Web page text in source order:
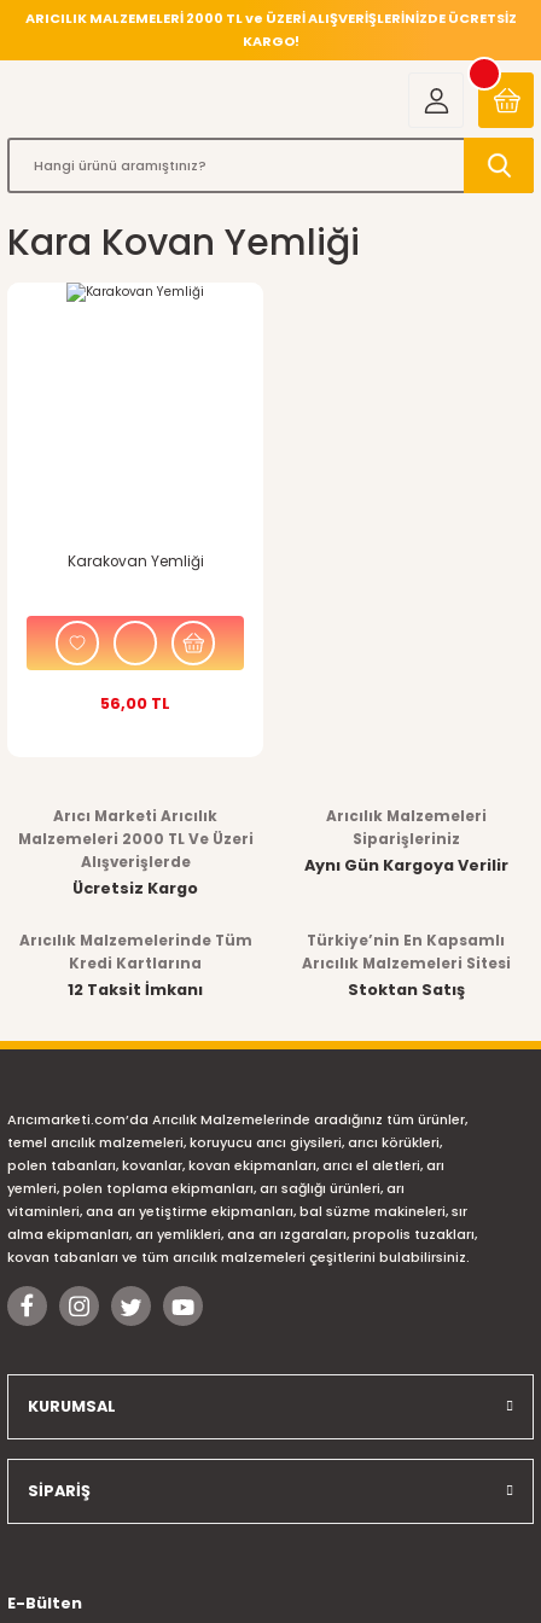
ARICILIK MALZEMELERİ 2000 TL ve ÜZERİ ALIŞVERİŞLERİNİZDE ÜCRETSİZ
KARGO!
Kara Kovan Yemliği
Karakovan Yemliği
56,00 TL
Arıcı Marketi Arıcılık
Malzemeleri 2000 TL Ve Üzeri
Alışverişlerde
Ücretsiz Kargo
Arıcılık Malzemeleri
Siparişleriniz
Aynı Gün Kargoya Verilir
Arıcılık Malzemelerinde Tüm
Kredi Kartlarına
12 Taksit İmkanı
Türkiye’nin En Kapsamlı
Arıcılık Malzemeleri Sitesi
Stoktan Satış
Arıcımarketi.com’da Arıcılık Malzemelerinde aradığınız tüm ürünler,
temel arıcılık malzemeleri, koruyucu arıcı giysileri, arıcı körükleri,
polen tabanları, kovanlar, kovan ekipmanları, arıcı el aletleri, arı
yemleri, polen toplama ekipmanları, arı sağlığı ürünleri, arı
vitaminleri, ana arı yetiştirme ekipmanları, bal süzme makineleri, sır
alma ekipmanları, arı yemlikleri, ana arı ızgaraları, propolis tuzakları,
kovan tabanları ve tüm arıcılık malzemeleri çeşitlerini bulabilirsiniz.
KURUMSAL
SİPARİŞ
E-Bülten